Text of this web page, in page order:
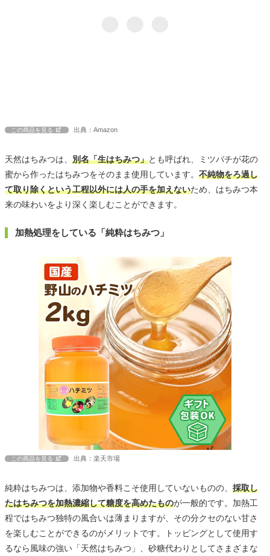
この商品を見る 出典：Amazon
天然はちみつは、 別名「生はちみつ」とも呼ばれ、ミツバチが花の
蜜から作ったはちみつをそのまま使用しています。 不純物をろ過し
て取り除くという工程以外には人の手を加えないため、はちみつ本
来の味わいをより深く楽しむことができます。
加熱処理をしている「純粋はちみつ」
この商品を見る 出典：楽天市場
純粋はちみつは、添加物や香料こそ使用していないものの、 採取し
たはちみつを加熱濃縮して糖度を高めたものが一般的です。加熱工
程ではちみつ独特の風合いは薄まりますが、その分クセのない甘さ
を楽しむことができるのがメリットです。トッピングとして使用す
るなら風味の強い「天然はちみつ」、砂糖代わりとしてさまざまな